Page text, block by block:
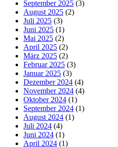
September 2025 (3)
August 2025 (2)
Juli 2025 (3)
Juni 2025 (1)
Mai 2025 (2)
April 2025 (2)
März 2025 (2)
Februar 2025 (3)
Januar 2025 (3)
Dezember 2024 (4)
November 2024 (4)
Oktober 2024 (1)
September 2024 (1)
August 2024 (1)
Juli 2024 (4)
Juni 2024 (1)
April 2024 (1)